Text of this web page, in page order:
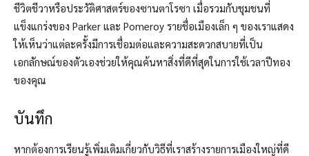
ชีวิตชีวาหรือประวัติศาสตร์ของซานตาโรซา เมื่อรวมกับชุมชนที่
แข็งแกร่งของ Parker และ Pomeroy รายชื่อเมืองเล็ก ๆ ของเราแสดง
ให้เห็นว่าแต่ละครั้งมีการเชื่อมต่อและความสะดวกสบายที่เป็น
เอกลักษณ์ของตัวเองช่วยให้คุณค้นหาสิ่งที่ดีที่สุดในการใช้เวลาปีทอง
ของคุณ
บันทึก
หากต้องการเรียนรู้เพิ่มเติมเกี่ยวกับวิธีที่เราสร้างรายการเมืองใหญ่ที่ดี